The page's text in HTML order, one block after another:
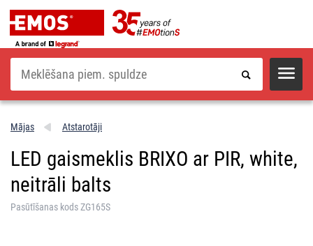
Meklēšana
Mājas Atstarotāji
LED gaismeklis BRIXO ar PIR, white,
neitrāli balts
Pasūtīšanas kods ZG165S